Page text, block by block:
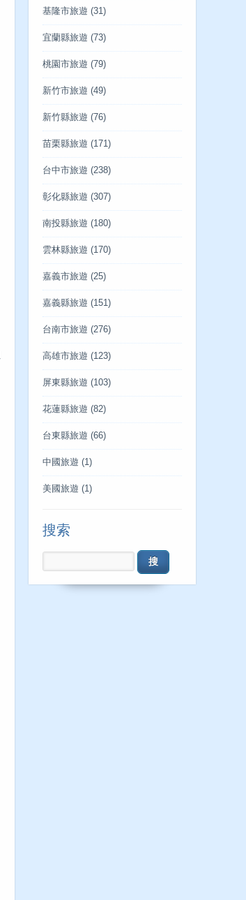
基隆市旅遊 (31)
宜蘭縣旅遊 (73)
桃園市旅遊 (79)
新竹市旅遊 (49)
新竹縣旅遊 (76)
苗栗縣旅遊 (171)
台中市旅遊 (238)
彰化縣旅遊 (307)
南投縣旅遊 (180)
雲林縣旅遊 (170)
嘉義市旅遊 (25)
嘉義縣旅遊 (151)
台南市旅遊 (276)
高雄市旅遊 (123)
屏東縣旅遊 (103)
花蓮縣旅遊 (82)
台東縣旅遊 (66)
中國旅遊 (1)
美國旅遊 (1)
搜索